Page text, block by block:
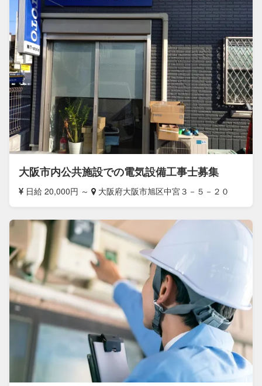
大阪市内公共施設での電気設備工事士募集
日給 20,000円 ～ 大阪府大阪市旭区中宮３－５－２０